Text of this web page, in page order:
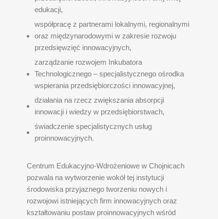
edukacji,
współpracę z partnerami lokalnymi, regionalnymi
oraz międzynarodowymi w zakresie rozwoju
przedsięwzięć innowacyjnych,
zarządzanie rozwojem Inkubatora
Technologicznego – specjalistycznego ośrodka
wspierania przedsiębiorczości innowacyjnej,
działania na rzecz zwiększania absorpcji
innowacji i wiedzy w przedsiębiorstwach,
świadczenie specjalistycznych usług
proinnowacyjnych.
Centrum Edukacyjno-Wdrożeniowe w Chojnicach
pozwala na wytworzenie wokół tej instytucji
środowiska przyjaznego tworzeniu nowych i
rozwojowi istniejących firm innowacyjnych oraz
kształtowaniu postaw proinnowacyjnych wśród